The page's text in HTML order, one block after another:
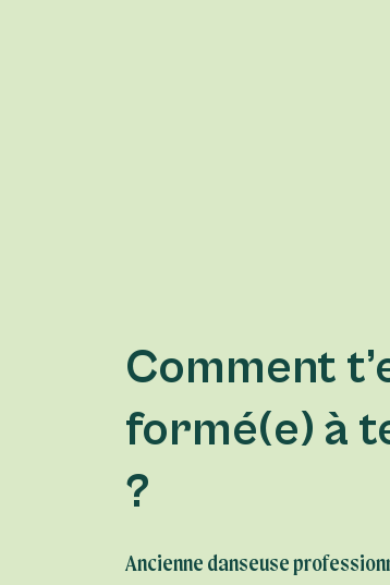
Comment
formé(e) à
?
Ancienne danseuse